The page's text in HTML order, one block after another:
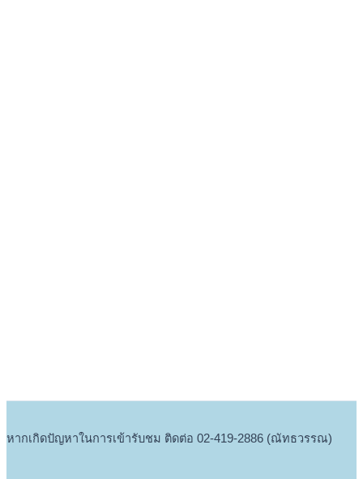
หากเกิดปัญหาในการเข้ารับชม ติดต่อ 02-419-2886 (ณัทธวรรณ)